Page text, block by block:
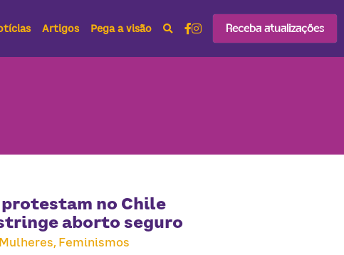
Artigos Pega a visão Receba atualizações
no Chile
aborto seguro
Mulheres, Feminismos